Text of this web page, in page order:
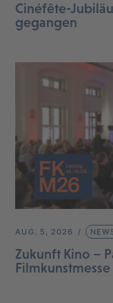
Cinéfête-
gegangen
AUG. 5, 2026
Zukunft Kino –
Filmkunstmesse